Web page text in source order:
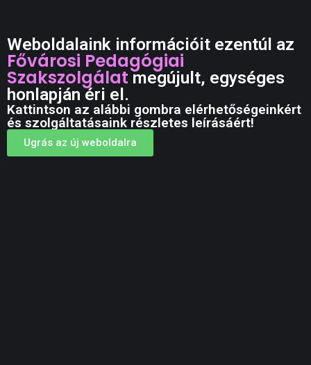
Weboldalaink információit ezentúl az
Fővárosi Pedagógiai
Szakszolgálatmegújult, egységes
honlapján éri el.
Kattintson az alábbi gombra elérhetőségeinkért
és szolgáltatásaink részletes leírásáért!
Ugrás az új weboldalra